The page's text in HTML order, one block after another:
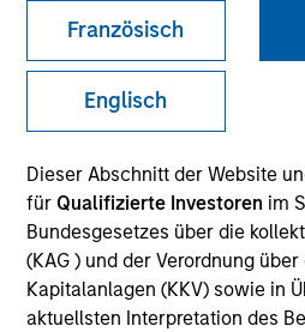
Französisch
Englisch
Dieser Abschnitt der Website
für Qualifizierte Investoren im
Bundesgesetzes über die
(KAG ) und der Verordnung
Kapitalanlagen (KKV) sowie in
aktuellsten Interpretation des
Technology
COUNTRY
United States